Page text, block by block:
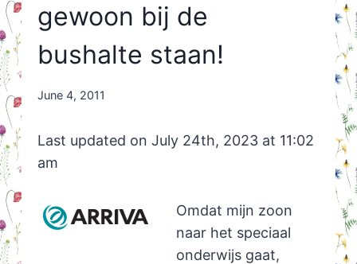
gewoon bij de
bushalte staan!
By
June 4, 2011
Last updated on July 24th, 2023 at 11:02
am
Omdat mijn zoon
naar het speciaal
onderwijs gaat,